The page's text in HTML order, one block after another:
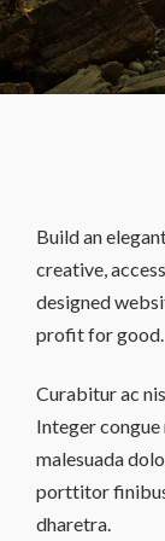
Build an
creative,
designed
profit for good.
Curabitur ac
Integer congue
malesuada
porttitor
dharetra.